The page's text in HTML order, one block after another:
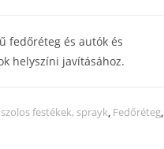
fedőréteg és autók és
helyszíni javításához.
festékek, sprayk, Fedőréteg,